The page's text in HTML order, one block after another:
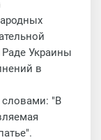
Украины
в
словами: "В